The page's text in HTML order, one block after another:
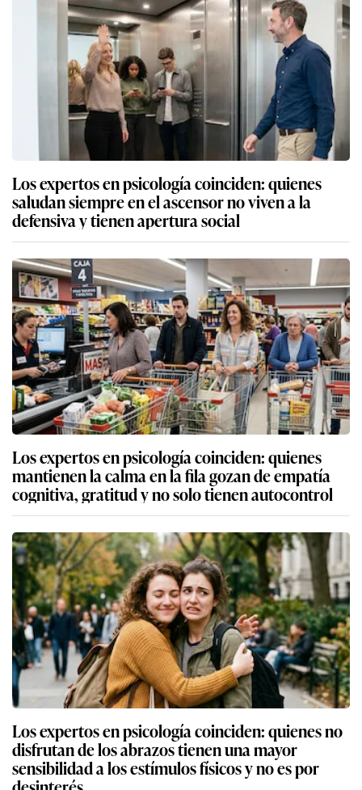
Los expertos en psicología coinciden: quienes
saludan siempre en el ascensor no viven a la
defensiva y tienen apertura social
Los expertos en psicología coinciden: quienes
mantienen la calma en la fila gozan de empatía
cognitiva, gratitud y no solo tienen autocontrol
Los expertos en psicología coinciden: quienes no
disfrutan de los abrazos tienen una mayor
sensibilidad a los estímulos físicos y no es por